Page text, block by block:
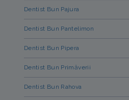
Dentist Bun Pajura
Dentist Bun Pantelimon
Dentist Bun Pipera
Dentist Bun Primăverii
Dentist Bun Rahova